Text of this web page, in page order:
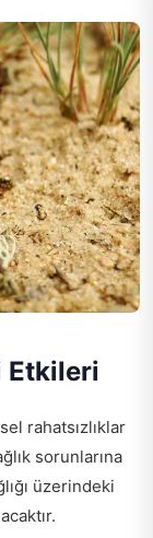
Etkileri
rahatsızlıklar
sorunlarına
üzerindeki